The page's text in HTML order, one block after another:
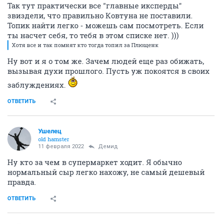
Так тут практически все "главные иксперды"
звиздели, что правильно Ковтуна не поставили.
Топик найти легко - можешь сам посмотреть. Если
ты насчет себя, то тебя в этом списке нет. )))
Хотя все и так помнят кто тогда топил за Плющенк
Ну вот и я о том же. Зачем людей еще раз обижать,
вызывая духи прошлого. Пусть уж покоятся в своих
заблуждениях.
ОТВЕТИТЬ
Ушелец
old hamster
11 февраля 2022 Демид
Ну кто за чем в супермаркет ходит. Я обычно
нормальный сыр легко нахожу, не самый дешевый
правда.
ОТВЕТИТЬ